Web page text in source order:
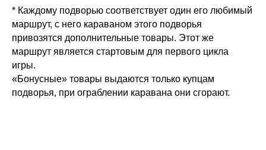
* Каждому подворью соответствует один его любимый
маршрут, с него караваном этого подворья
привозятся дополнительные товары. Этот же
маршрут является стартовым для первого цикла
игры.
«Бонусные» товары выдаются только купцам
подворья, при ограблении каравана они сгорают.